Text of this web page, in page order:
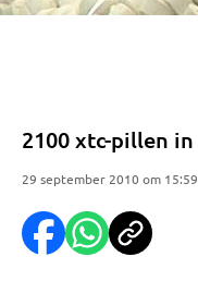
2100 xtc-pillen
29 september 2010 om